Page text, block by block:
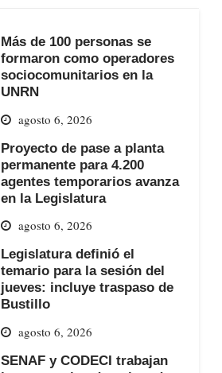
Más de 100 personas se
formaron como operadores
sociocomunitarios en la
UNRN
agosto 6, 2026
Proyecto de pase a planta
permanente para 4.200
agentes temporarios avanza
en la Legislatura
agosto 6, 2026
Legislatura definió el
temario para la sesión del
jueves: incluye traspaso de
Bustillo
agosto 6, 2026
SENAF y CODECI trabajan